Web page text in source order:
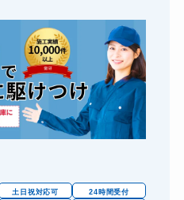
16,500円～(税込)
14,300円～(税込)
11,000円～(税込)
11,000円～(税込)
土日祝対応可 24時間受付